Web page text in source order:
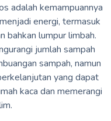
adalah kemampuannya
energi, termasuk
bahkan lumpur limbah.
jumlah sampah
sampah, namun
yang dapat
kaca dan memerangi